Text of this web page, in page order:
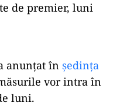
de premier, luni
anunțat în ședința
vor intra în
luni.